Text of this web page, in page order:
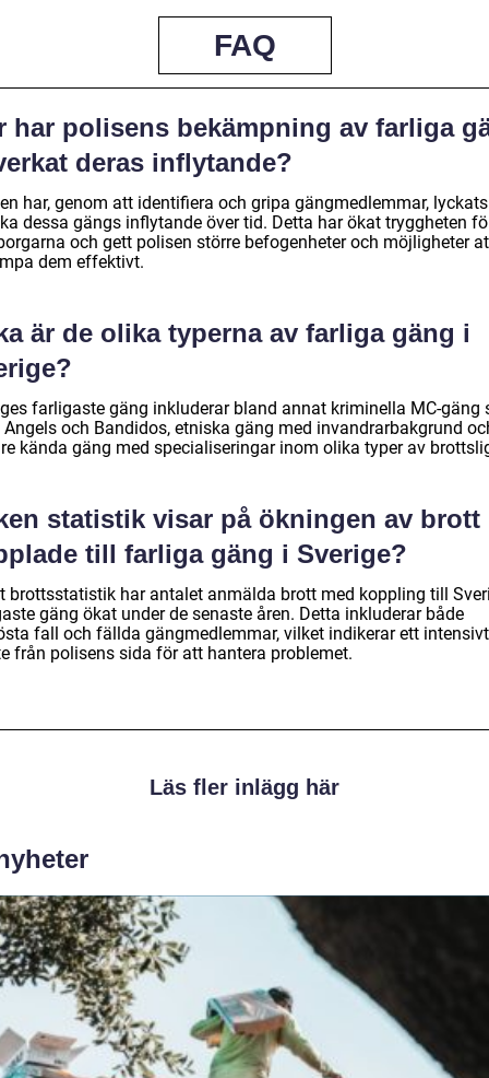
FAQ
har polisens bekämpning av farliga
deras inflytande?
har, genom att identifiera och gripa gängmedlemmar, lyckats
dessa gängs inflytande över tid. Detta har ökat tryggheten
och gett polisen större befogenheter och möjligheter
dem effektivt.
är de olika typerna av farliga gäng i
farligaste gäng inkluderar bland annat kriminella MC-gäng
Angels och Bandidos, etniska gäng med invandrarbakgrund
kända gäng med specialiseringar inom olika typer av
statistik visar på ökningen av brott
till farliga gäng i Sverige?
brottsstatistik har antalet anmälda brott med koppling till
gäng ökat under de senaste åren. Detta inkluderar både
fall och fällda gängmedlemmar, vilket indikerar ett intensivt
från polisens sida för att hantera problemet.
Läs fler inlägg här